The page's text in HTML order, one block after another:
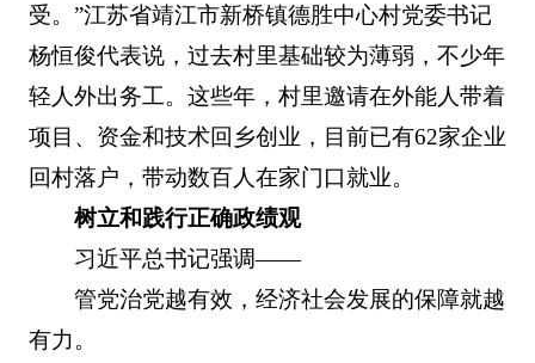
受。”江苏省靖江市新桥镇德胜中心村党委书记
杨恒俊代表说，过去村里基础较为薄弱，不少年
轻人外出务工。这些年，村里邀请在外能人带着
项目、资金和技术回乡创业，目前已有62家企业
回村落户，带动数百人在家门口就业。
树立和践行正确政绩观
习近平总书记强调——
管党治党越有效，经济社会发展的保障就越
有力。